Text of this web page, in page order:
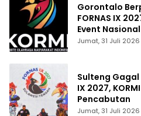
Gorontalo
FORNAS IX
Event
Jumat, 31 Juli 2026
Sulteng Gagal
IX 2027,
Pencabutan
Jumat, 31 Juli 2026